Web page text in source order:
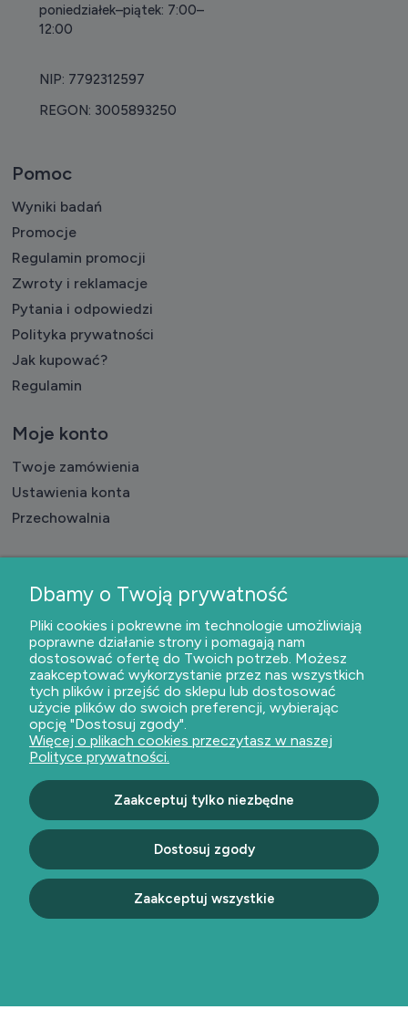
poniedziałek–piątek: 7:00–
12:00
NIP: 7792312597
REGON: 3005893250
Pomoc
Wyniki badań
Promocje
Regulamin promocji
Zwroty i reklamacje
Pytania i odpowiedzi
Polityka prywatności
Jak kupować?
Regulamin
Moje konto
Twoje zamówienia
Ustawienia konta
Przechowalnia
Formy płatności
Dostawa
Czas realizacji badań
O nas
Kontakt i dane firmy
O firmie
Dołącz do nas
Bezpieczne płatności
Pokaż pełną wersję strony
Dbamy o Twoją prywatność
Pliki cookies i pokrewne im technologie umożliwiają
poprawne działanie strony i pomagają nam
dostosować ofertę do Twoich potrzeb. Możesz
zaakceptować wykorzystanie przez nas wszystkich
tych plików i przejść do sklepu lub dostosować
użycie plików do swoich preferencji, wybierając
opcję "Dostosuj zgody".
Więcej o plikach cookies przeczytasz w naszej
Polityce prywatności.
Zaakceptuj tylko niezbędne
Dostosuj zgody
Zaakceptuj wszystkie